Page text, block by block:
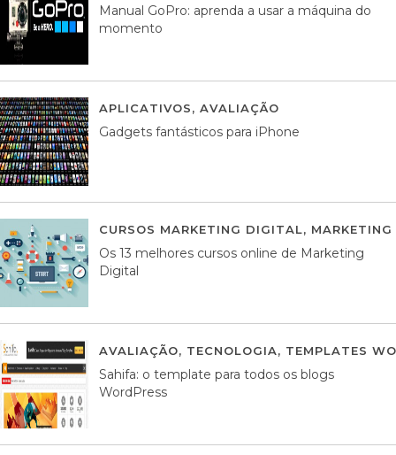
Manual GoPro: aprenda a usar a máquina do
momento
APLICATIVOS, AVALIAÇÃO
Gadgets fantásticos para iPhone
CURSOS MARKETING DIGITAL,
Os 13 melhores cursos online de Marketing
Digital
AVALIAÇÃO, TECNOLOGIA, TEMPLATES
Sahifa: o template para todos os blogs
WordPress